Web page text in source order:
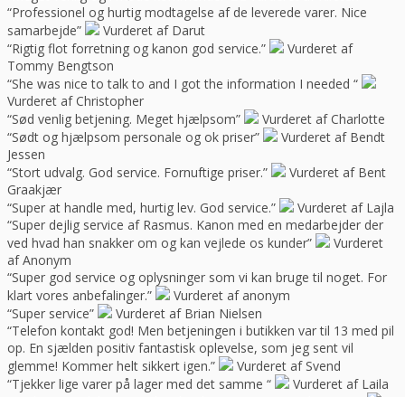
“Professionel og hurtig modtagelse af de leverede varer. Nice
samarbejde”
Vurderet af Darut
“Rigtig flot forretning og kanon god service.”
Vurderet af
Tommy Bengtson
“She was nice to talk to and I got the information I needed “
Vurderet af Christopher
“Sød venlig betjening. Meget hjælpsom”
Vurderet af Charlotte
“Sødt og hjælpsom personale og ok priser”
Vurderet af Bendt
Jessen
“Stort udvalg. God service. Fornuftige priser.”
Vurderet af Bent
Graakjær
“Super at handle med, hurtig lev. God service.”
Vurderet af Lajla
“Super dejlig service af Rasmus. Kanon med en medarbejder der
ved hvad han snakker om og kan vejlede os kunder”
Vurderet
af Anonym
“Super god service og oplysninger som vi kan bruge til noget. For
klart vores anbefalinger.”
Vurderet af anonym
“Super service”
Vurderet af Brian Nielsen
“Telefon kontakt god! Men betjeningen i butikken var til 13 med pil
op. En sjælden positiv fantastisk oplevelse, som jeg sent vil
glemme! Kommer helt sikkert igen.”
Vurderet af Svend
“Tjekker lige varer på lager med det samme “
Vurderet af Laila